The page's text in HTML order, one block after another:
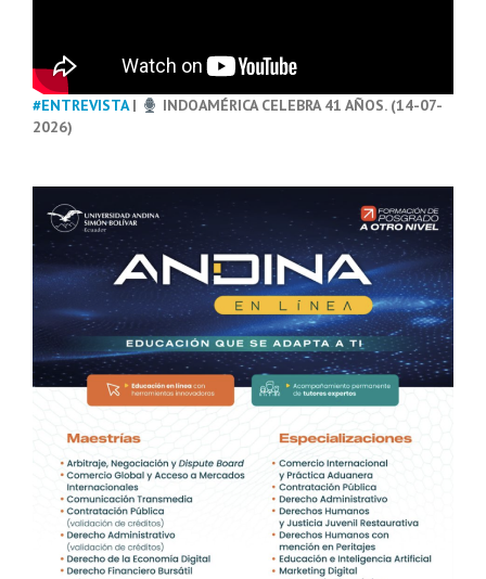
#ENTREVISTA|
INDOAMÉRICA CELEBRA 41 AÑOS. (14-07-
2026)